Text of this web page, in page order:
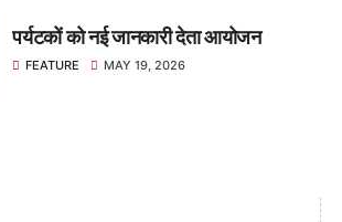
पर्यटकों को नई जानकारी देता आयोजन
FEATURE MAY 19, 2026